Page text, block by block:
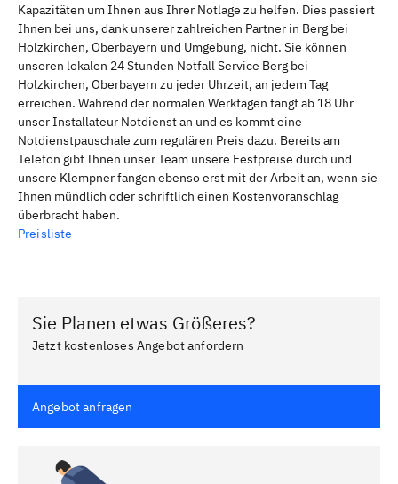
Kapazitäten um Ihnen aus Ihrer Notlage zu helfen. Dies passiert
Ihnen bei uns, dank unserer zahlreichen Partner in Berg bei
Holzkirchen, Oberbayern und Umgebung, nicht. Sie können
unseren lokalen 24 Stunden Notfall Service Berg bei
Holzkirchen, Oberbayern zu jeder Uhrzeit, an jedem Tag
erreichen. Während der normalen Werktagen fängt ab 18 Uhr
unser Installateur Notdienst an und es kommt eine
Notdienstpauschale zum regulären Preis dazu. Bereits am
Telefon gibt Ihnen unser Team unsere Festpreise durch und
unsere Klempner fangen ebenso erst mit der Arbeit an, wenn sie
Ihnen mündlich oder schriftlich einen Kostenvoranschlag
überbracht haben.
Preisliste
Sie Planen etwas Größeres?
Jetzt kostenloses Angebot anfordern
Angebot anfragen